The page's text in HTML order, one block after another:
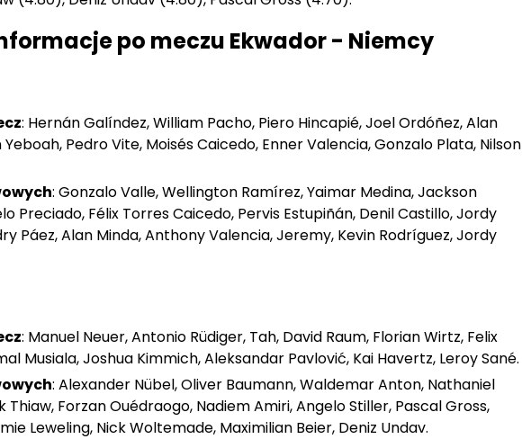
po meczu Ekwador - Niemcy
: Hernán Galíndez, William Pacho, Piero Hincapié, Joel Ordóñez, Alan
Pedro Vite, Moisés Caicedo, Enner Valencia, Gonzalo Plata, Nilson
: Gonzalo Valle, Wellington Ramírez, Yaimar Medina, Jackson
Preciado, Félix Torres Caicedo, Pervis Estupiñán, Denil Castillo, Jordy
Páez, Alan Minda, Anthony Valencia, Jeremy, Kevin Rodríguez, Jordy
: Manuel Neuer, Antonio Rüdiger, Tah, David Raum, Florian Wirtz, Felix
Musiala, Joshua Kimmich, Aleksandar Pavlović, Kai Havertz, Leroy Sané.
: Alexander Nübel, Oliver Baumann, Waldemar Anton, Nathaniel
Thiaw, Forzan Ouédraogo, Nadiem Amiri, Angelo Stiller, Pascal Gross,
Leweling, Nick Woltemade, Maximilian Beier, Deniz Undav.